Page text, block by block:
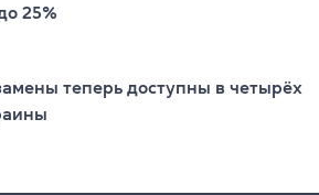
25%
теперь доступны в четырёх